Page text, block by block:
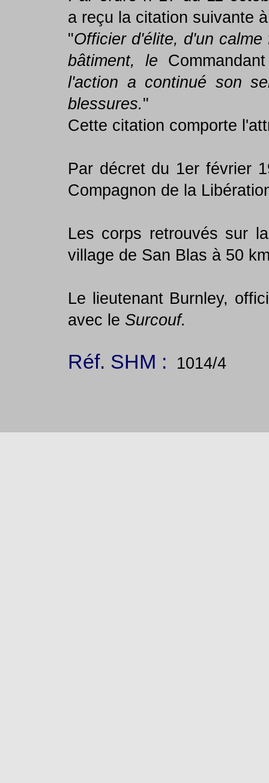
a reçu la citation suivante
"Officier d'élite, d'un
bâtiment, le
l'action a continué son
blessures."
Cette citation comporte
Par décret du 1er février
Compagnon de la
Les corps retrouvés sur
village de San Blas à 50
Le lieutenant Burnley,
avec le Surcouf.
Réf. SHM : 1014/4